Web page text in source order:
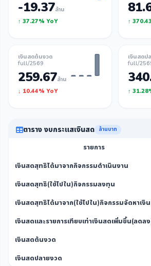
-19.37ล้าน
↑ 37.27% YoY
↑
เงินสดต้นงวด
full/2569
259.67ล้าน
↓ 10.44% YoY
เงินสดป
full/
↑
ตาราง งบกระแสเงินสด ล้านบาท
รายการ
เงินสดสุทธิได้มาจากกิจกรรมดำเนินงาน
เงินสดสุทธิ(ใช้ไปใน)กิจกรรมลงทุน
เงินสดสุทธิได้มาจาก(ใช้ไปใน)กิจกรรมจัดหาเงิน
เงินสดและรายการเทียบเท่าเงินสดเพิ่มขึ้น(ลดล
เงินสดต้นงวด
เงินสดปลายงวด